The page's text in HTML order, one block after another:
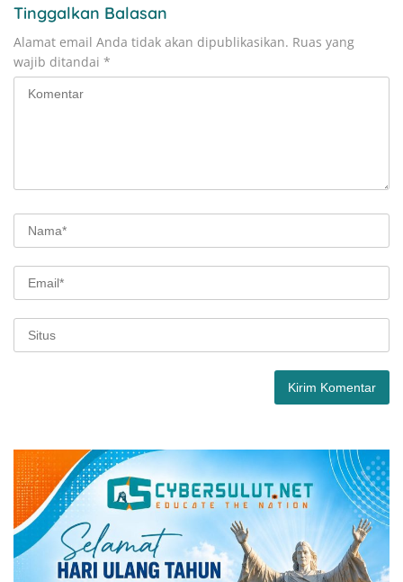
Tinggalkan Balasan
Alamat email Anda tidak akan dipublikasikan. Ruas yang
wajib ditandai *